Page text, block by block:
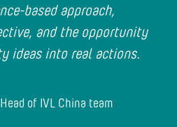
based approach,
and the opportunity
ideas into real actions.
of IVL China team